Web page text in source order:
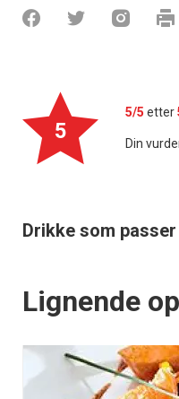
5
5/5 etter
Din
Drikke som
Lignende